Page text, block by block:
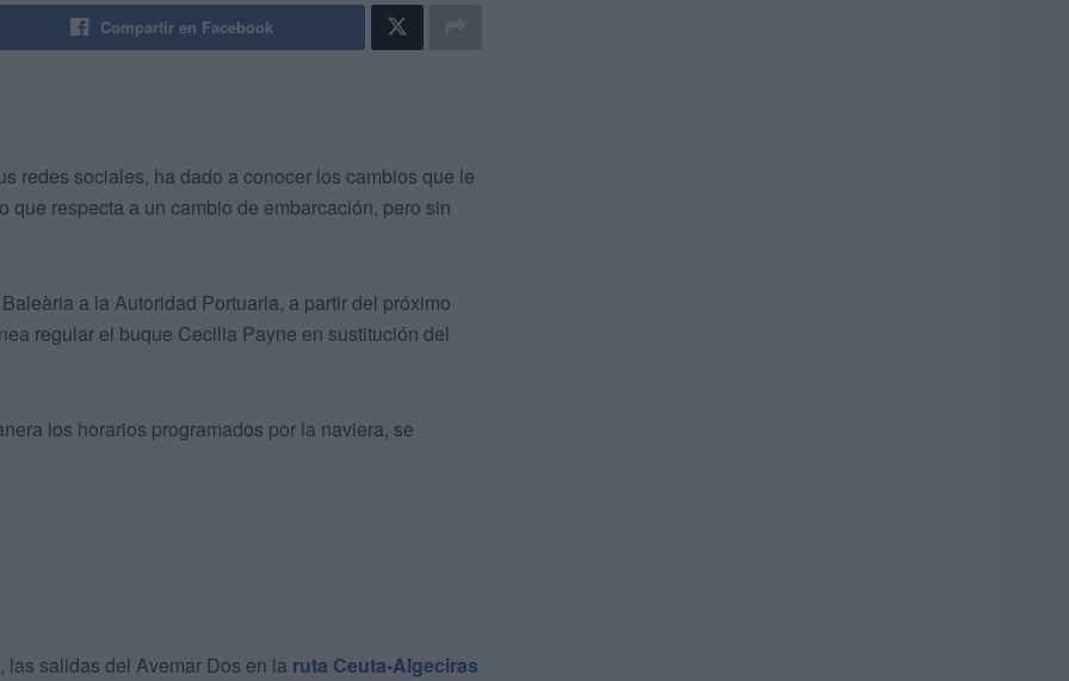
Compartir en Facebook
redes sociales, ha dado a conocer los cambios que le
que respecta a un cambio de embarcación, pero sin
a la Autoridad Portuaria, a partir del próximo
regular el buque Cecilia Payne en sustitución del
los horarios programados por la naviera, se
las salidas del Avemar Dos en la ruta Ceuta-Algeciras